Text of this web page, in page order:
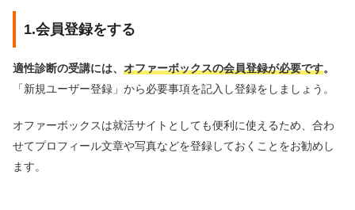
1.会員登録をする
適性診断の受講には、 オファーボックスの会員登録が必要です。
「新規ユーザー登録」から必要事項を記入し登録をしましょう。
オファーボックスは就活サイトとしても便利に使えるため、合わ
せてプロフィール文章や写真などを登録しておくことをお勧めし
ます。